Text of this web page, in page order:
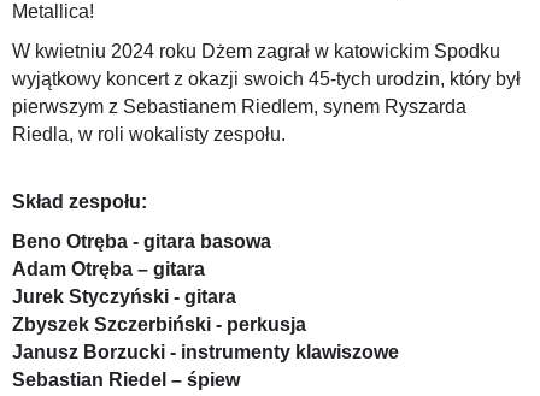
Metallica!
W kwietniu 2024 roku Dżem zagrał w katowickim Spodku
wyjątkowy koncert z okazji swoich 45-tych urodzin, który był
pierwszym z Sebastianem Riedlem, synem Ryszarda
Riedla, w roli wokalisty zespołu.
Skład zespołu:
Beno Otręba - gitara basowa
Adam Otręba – gitara
Jurek Styczyński - gitara
Zbyszek Szczerbiński - perkusja
Janusz Borzucki - instrumenty klawiszowe
Sebastian Riedel – śpiew